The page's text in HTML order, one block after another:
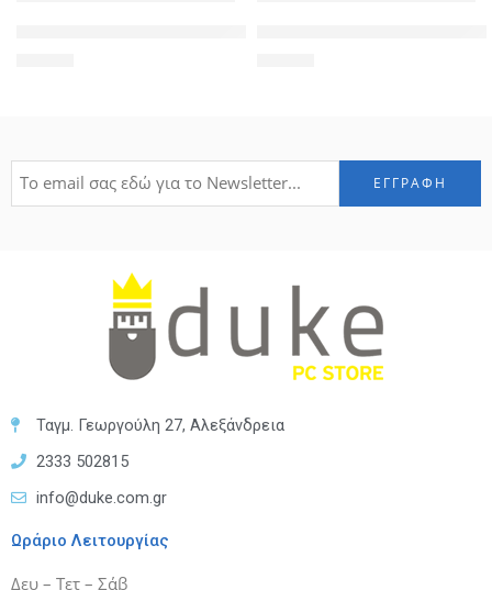
Ταγμ. Γεωργούλη 27, Αλεξάνδρεια
2333 502815
info@duke.com.gr
Ωράριο Λειτουργίας
Δευ – Τετ – Σάβ